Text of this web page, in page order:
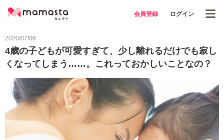
会員登録 ログイン
2020/07/06
4歳の子どもが可愛すぎて、少し離れるだけでも寂し
くなってしまう……。これっておかしいことなの？